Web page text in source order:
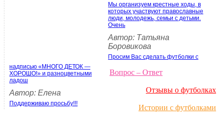
Вопрос – Ответ
Отзывы о футболках
Истории с футболками
Мы организуем крестные ходы, в
которых участвуют православные
люди, молодежь, семьи с детьми.
Очень
Автор: Татьяна
Боровикова
Просим Вас сделать футболки с
надписью «МНОГО ДЕТОК —
ХОРОШО!» и разноцветными
ладош
Автор: Елена
Поддерживаю просьбу!!!